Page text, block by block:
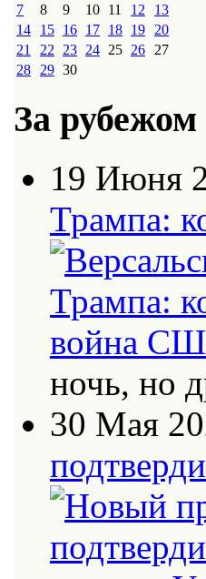
7
8 9 10 11 12
13
14
15 16 17 18 19
20
21
22 23 24 25 26
27
28
29 30
За рубежом
19 Июня
Трампа:
ночь, но
30 Мая